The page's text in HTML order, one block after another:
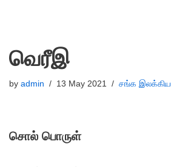
வெரீஇ
by admin 13 May 2021 சங்க
சொல் பொருள்